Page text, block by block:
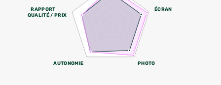
ÉCRAN
PHOTO
AUTONOMIE
RAPPORT
QUALITÉ / PRIX